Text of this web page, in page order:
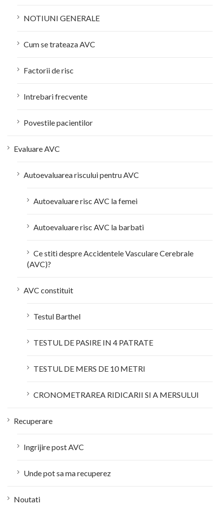
NOTIUNI GENERALE
Cum se trateaza AVC
Factorii de risc
Intrebari frecvente
Povestile pacientilor
Evaluare AVC
Autoevaluarea riscului pentru AVC
Autoevaluare risc AVC la femei
Autoevaluare risc AVC la barbati
Ce stiti despre Accidentele Vasculare Cerebrale
(AVC)?
AVC constituit
Testul Barthel
TESTUL DE PASIRE IN 4 PATRATE
TESTUL DE MERS DE 10 METRI
CRONOMETRAREA RIDICARII SI A MERSULUI
Recuperare
Ingrijire post AVC
Unde pot sa ma recuperez
Noutati